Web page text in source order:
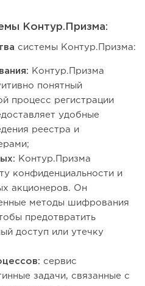
Контур.Призма:
системы Контур.Призма:
Контур.Призма
понятный
процесс регистрации
удобные
реестра и
Контур.Призма
конфиденциальности и
акционеров. Он
методы шифрования
предотвратить
доступ или утечку
сервис
задачи, связанные с